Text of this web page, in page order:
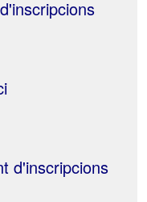
d'inscripcions